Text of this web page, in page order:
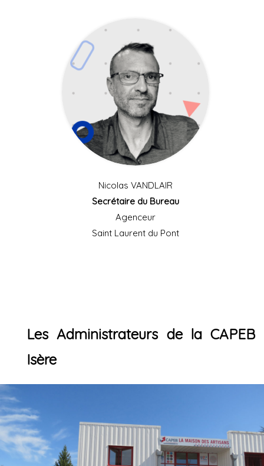
Nicolas VANDLAIR
Secrétaire du Bureau
Agenceur
Saint Laurent du Pont
Les Administrateurs de la CAPEB
Isère